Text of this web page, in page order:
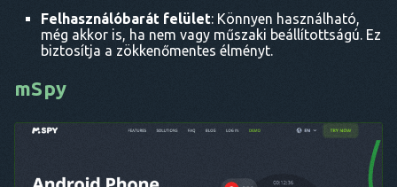
Felhasználóbarát felület: Könnyen használható,
még akkor is, ha nem vagy műszaki beállítottságú. Ez
biztosítja a zökkenőmentes élményt.
mSpy